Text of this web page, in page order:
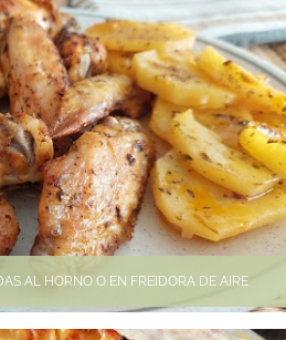
AL HORNO O EN FREIDORA DE AIRE